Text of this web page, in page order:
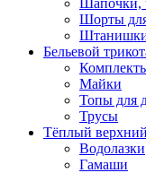
Шорты
Бельевой
Майки
Топы для
Трусы
Тёплый верхний
Водолазки
Гамаши